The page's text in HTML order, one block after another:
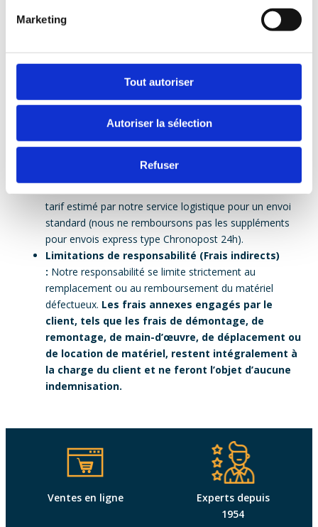
Marketing
Tout autoriser
Autoriser la sélection
Refuser
Ces produits ne seront ni repris, ni échangés, ni remboursés.
6. Erreur de livraison ou Produit
produit livré) ou un défaut de conformité avéré :
retour. Sur présentation du justificatif,
tarif estimé par notre service logistique pour un envoi
standard (nous ne remboursons pas les suppléments
pour envois express type Chronopost 24h).
Limitations de responsabilité (Frais indirects)
: Notre responsabilité se limite strictement au
remplacement ou au remboursement du matériel
défectueux. Les frais annexes engagés par le
client, tels que les frais de démontage, de
remontage, de main-d’œuvre, de déplacement ou
de location de matériel, restent intégralement à
la charge du client et ne feront l’objet d’aucune
indemnisation.
Ventes en ligne
Experts depuis
1954